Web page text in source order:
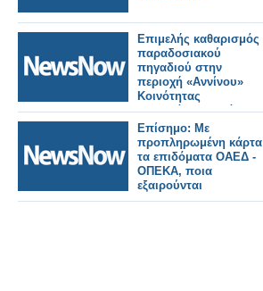
Επιμελής καθαρισμός
παραδοσιακού
πηγαδιού στην
περιοχή «Αννίνου»
Κοινότητας
Παπαδάτων, από το
πρόγραμμα ανέργων
ηλιακής ομάδας 55-67
του ΟΑΕΔ (συνεργείο
Φυτειών).
Επίσημο: Με
προπληρωμένη κάρτα
τα επιδόματα ΟΑΕΔ -
ΟΠΕΚΑ, ποια
εξαιρούνται